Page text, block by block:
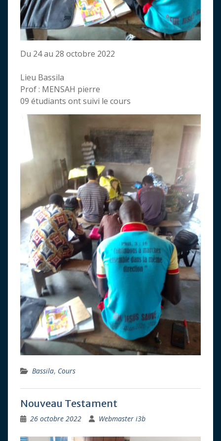
Du 24 au 28 octobre 2022
Lieu Bassila
Prof : MENSAH pierre
09 étudiants ont suivi le cours
Bassila, Cours
Nouveau Testament
26 octobre 2022 Webmaster i3b